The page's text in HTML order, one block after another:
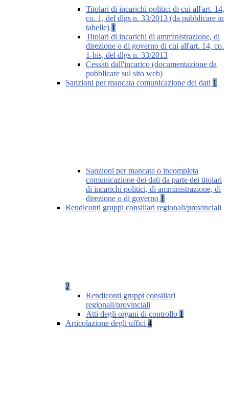
Titolari di incarichi politici di cui all'art. 14,
co. 1, del dlgs n. 33/2013 (da pubblicare in
tabelle) 1
Titolari di incarichi di amministrazione, di
direzione o di governo di cui all'art. 14, co.
1-bis, del dlgs n. 33/2013
Cessati dall'incarico (documentazione da
pubblicare sul sito web)
Sanzioni per mancata comunicazione dei dati 1
Sanzioni per mancata o incompleta
comunicazione dei dati da parte dei titolari
di incarichi politici, di amministrazione, di
direzione o di governo 1
Rendiconti gruppi consiliari regionali/provinciali
2
Rendiconti gruppi consiliari
regionali/provinciali
Atti degli organi di controllo 1
Articolazione degli uffici 4